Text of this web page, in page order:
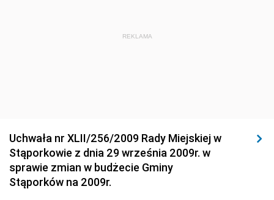
Dziennik Urzędowy Ministra Budownictwa i Przemysłu
Środowiska
Dziennik Urzędowy Ministerstwa Administracji,
Gospodarki Terenowej i Ochrony Środowiska
REKLAMA
Uchwała nr XLII/256/2009 Rady Miejskiej w
Stąporkowie z dnia 29 września 2009r. w
sprawie zmian w budżecie Gminy
Stąporków na 2009r.